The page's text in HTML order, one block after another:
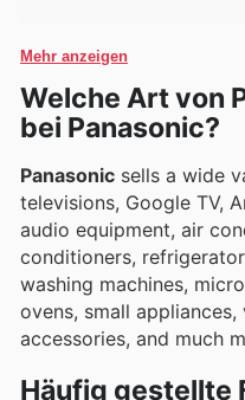
Mehr anzeigen
Welche Art von
bei Panasonic?
Panasonic sells a wide
televisions, Google TV,
audio equipment, air
conditioners,
washing machines,
ovens, small appliances,
accessories, and much
Häufig gestellte